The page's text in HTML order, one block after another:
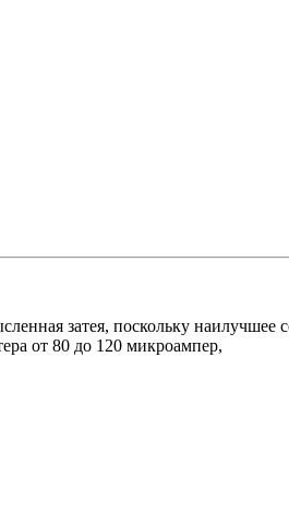
затея, поскольку
от 80 до 120 микроампер,